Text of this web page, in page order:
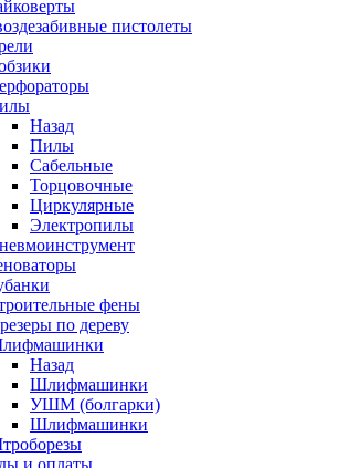
пистолеты
Назад
Пилы
Сабельные
Торцовочные
Циркулярные
Электропилы
фены
по дереву
Назад
Шлифмашинки
УШМ (болгарки)
Шлифмашинки
и оплаты